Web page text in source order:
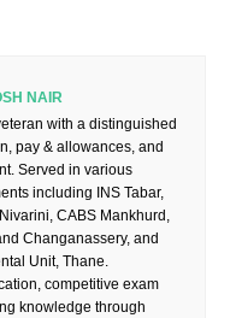
NAIR
with a distinguished
pay & allowances, and
Served in various
including INS Tabar,
CABS Mankhurd,
Changanassery, and
Unit, Thane.
competitive exam
knowledge through